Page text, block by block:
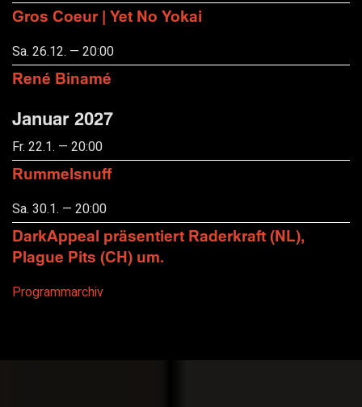
Gros Coeur | Yet No Yokai
Sa. 26.12. — 20:00
René Binamé
Januar 2027
Fr. 22.1. — 20:00
Rummelsnuff
Sa. 30.1. — 20:00
DarkAppeal präsentiert Raderkraft (NL),
Plague Pits (CH) um.
Programmarchiv